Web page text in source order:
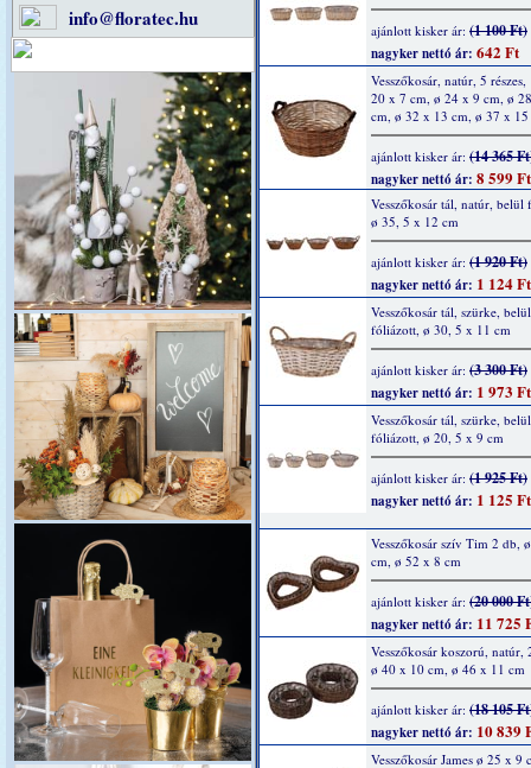
info@floratec.hu ajánlott kisker ár: (1 100 Ft)
nagyker nettó ár: 642 Ft
Vesszőkosár, natúr, 5
20 x 7 cm, ø 24 x 9 cm, ø
cm, ø 32 x 13 cm, ø 37 x 15
ajánlott kisker ár: (14 365
nagyker nettó ár: 8 599 Ft
Vesszőkosár tál, natúr, belül
ø 35, 5 x 12 cm
ajánlott kisker ár: (1 920 Ft)
nagyker nettó ár: 1 124 Ft
Vesszőkosár tál, szürke, belül
fóliázott, ø 30, 5 x 11 cm
ajánlott kisker ár: (3 300 Ft)
nagyker nettó ár: 1 973 Ft
Vesszőkosár tál, szürke, belül
fóliázott, ø 20, 5 x 9 cm
ajánlott kisker ár: (1 925 Ft)
nagyker nettó ár: 1 125 Ft
Vesszőkosár szív Tim 2 db,
cm, ø 52 x 8 cm
ajánlott kisker ár: (20 000
nagyker nettó ár: 11 725
Vesszőkosár koszorú, natúr,
ø 40 x 10 cm, ø 46 x 11 cm
ajánlott kisker ár: (18 105
nagyker nettó ár: 10 839
Vesszőkosár James ø 25 x 9